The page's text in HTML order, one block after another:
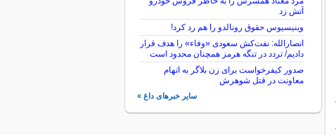
آتش زد
وینیسیوس حقوق رونالدو را هم رد کرد!
انصارالله: نفت‌کش سعودی «وفاء» را هدف قرار
دادیم/ تردد در تنگه هرمز همچنان محدود است
صدور کیفرخواست برای زن بلاگر به اتهام
معاونت در قتل شوهرش
سایر خبرهای داغ »